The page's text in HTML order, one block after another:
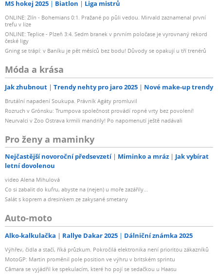
MS hokej 2025 Biatlon Liga mistrů
ONLINE: Zlín - Bohemians 0:1. Pražané po půli vedou. Mirvald zaznamenal první
trefu v lize
ONLINE: Teplice - Plzeň 3:4. Sedm branek v prvním poločase je vyrovnaný rekord
české ligy
Gning se trápí: v Baníku je pět měsíců bez bodu! Důvody se opakují u tří trenérů
Móda a krása
Jak zhubnout Trendy nehty pro jaro 2025 Nové make-up trendy
Brutální napadení Soukupa. Právník Agáty promluvil
Rozruch v Grónsku: Trumpova společnost provádí ropné vrty bez povolení!
Neurvalci v Zoo Ostrava krmili mandrily! Po napomenutí ještě nadávali
Pro ženy a maminky
Nejčastější novoroční předsevzetí Miminko a mráz
Jak vybírat
letní dovolenou
video Alena Mihulová
Co si zabalit do kufru, abyste na (nejen) u moře zazářily...
Salát s koprem a dresinkem ze zakysané smetany
Auto-moto
Alko-kalkulačka Rallye Dakar 2025 Dálniční známka 2025
Výhřev, čidla a stačí, říká průzkum. Pokročilá elektronika není prioritou zákazníků
MotoGP: Martin proměnil pole position ve výhru v britském sprintu
Câmara se vyjádřil ke spekulacím, které ho pojí se sedačkou u Haasu